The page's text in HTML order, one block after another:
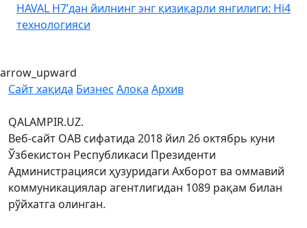
HAVAL H7’дан йилнинг энг қизиқарли янгилиги: Hi4
технологияси
arrow_upward
Сайт хақида Бизнес Алоқа Архив
QALAMPIR.UZ.
Веб-сайт ОАВ сифатида 2018 йил 26 октябрь куни
Ўзбекистон Республикаси Президенти
Администрацияси ҳузуридаги Ахборот ва оммавий
коммуникациялар агентлигидан 1089 рақам билан
рўйхатга олинган.